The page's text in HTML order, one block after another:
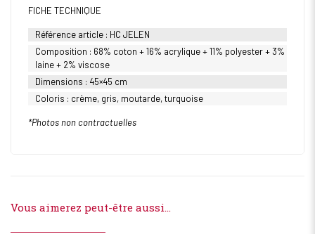
FICHE TECHNIQUE
Référence article : HC JELEN
Composition : 68% coton + 16% acrylique + 11% polyester + 3%
laine + 2% viscose
Dimensions : 45×45 cm
Coloris : crème, gris, moutarde, turquoise
*Photos non contractuelles
Vous aimerez peut-être aussi…